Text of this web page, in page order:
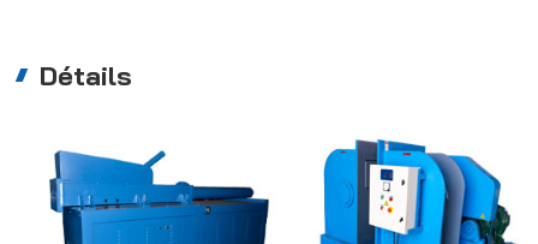
Détails